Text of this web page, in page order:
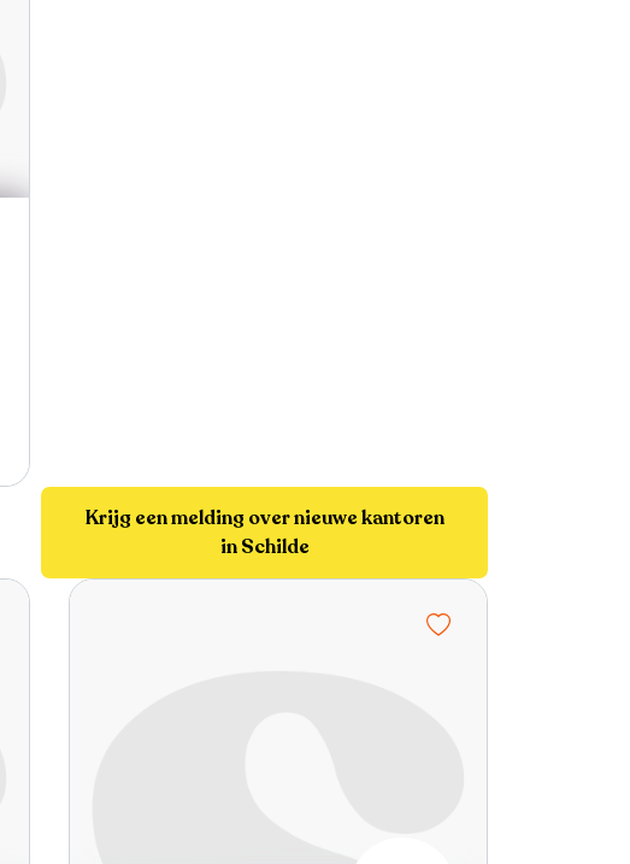
Krijg een melding over nieuwe kantoren
in Schilde